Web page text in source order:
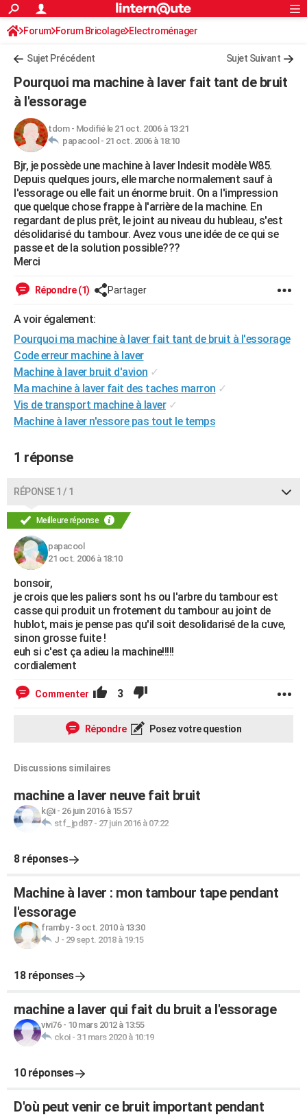
ACTUALITÉS
Politique
Société
Faits Divers
Education
Monde
Villes
+
Programme TV
TNTStreaming
Cinéma
Sorties cinéma
Musique
+FINANCE
Retraite
Impôts
Epargne
Immobilier
Risques naturels par ville
Banque
Assurance
Crédit
AUTO
Essais
Réserver un essai
Citadines
Berlines
SUV
Forum auto
HIGH-TECH
Mobiles
Meilleur smartphone
Internet
Ordinateurs
Jeux vidéo
Guide high-tech
BRICOLAGE
Forum
Aménagement intérieur
Extérieur
Cuisine
Salle de bains
Jardinage
Rangement
WEEK-END
Guides de France
Escapades
Patrimoine
Expositions
Musées
Week-end nature
+LIFESTYLE
Art de vivre
Bien-être
Loisirs
Mode
Modes de vie
SANTE
Alimentation
Guide de la santé
Maladies
Médicaments
Sommeil
VOYAGE
Destinations
City break
Voyage nature
Voyage de noces
Forum
Climat
+PHOTO
GUIDES D'ACHAT
BONS PLANS
CARTE DE VOEUX
Dictionnaire
Biographies
Citations
Expressions
Proverbes
PROGRAMME TV
COPAINS D'AVANT
S'inscrire
Se connecter
Lycées
Collèges
Primaires
Universités
Entreprises
Service militaire
Avis de recherche
AVIS DE DÉCÈS
FORUM
Bricolage
Lifestyle
Culture
Sport
Auto
Television
Voyage
Cinema
S'inscrire
Connexion
Forum Forum Bricolage Electroménager
Sujet Précédent Sujet Suivant
Pourquoi ma machine à laver fait tant de bruit
à l'essorage
tdom- Modifié le 21 oct. 2006 à 13:21
papacool - 21 oct. 2006 à 18:10
Bjr, je possède une machine à laver Indesit modèle W85.
Depuis quelques jours, elle marche normalement sauf à
l'essorage ou elle fait un énorme bruit. On a l'impression
que quelque chose frappe à l'arrière de la machine. En
regardant de plus prêt, le joint au niveau du hubleau, s'est
désolidarisé du tambour. Avez vous une idée de ce qui se
passe et de la solution possible???
Merci
Répondre (1) Partager
A voir également:
Pourquoi ma machine à laver fait tant de bruit à l'essorage
Code erreur machine à laver
Machine à laver bruit d'avion ✓
Ma machine à laver fait des taches marron ✓
Vis de transport machine à laver ✓
Machine à laver n'essore pas tout le temps
1 réponse
RÉPONSE 1 / 1
Meilleure réponse
papacool
21 oct. 2006 à 18:10
bonsoir,
je crois que les paliers sont hs ou l'arbre du tambour est
casse qui produit un frotement du tambour au joint de
hublot, mais je pense pas qu'il soit desolidarisé de la cuve,
sinon grosse fuite !
euh si c'est ça adieu la machine!!!!!
cordialement
Commenter 3
Répondre Posez votre question
Discussions similaires
machine a laver neuve fait bruit
k@i- 26 juin 2016 à 15:57
stf_jpd87- 27 juin 2016 à 07:22
8 réponses
Machine à laver : mon tambour tape pendant
l'essorage
framby- 3 oct. 2010 à 13:30
J - 29 sept. 2018 à 19:15
18 réponses
machine a laver qui fait du bruit a l'essorage
vivi76- 10 mars 2012 à 13:55
ckoi- 31 mars 2020 à 10:19
10 réponses
D'où peut venir ce bruit important pendant